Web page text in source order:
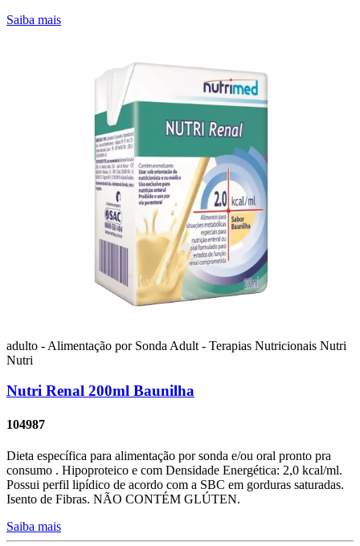
Saiba mais
adulto - Alimentação por Sonda Adult - Terapias Nutricionais Nutri
Nutri
Nutri Renal 200ml Baunilha
104987
Dieta específica para alimentação por sonda e/ou oral pronto pra
consumo . Hipoproteico e com Densidade Energética: 2,0 kcal/ml.
Possui perfil lipídico de acordo com a SBC em gorduras saturadas.
Isento de Fibras. NÃO CONTÉM GLÚTEN.
Saiba mais